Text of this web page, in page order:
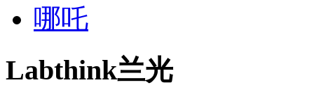
哪吒
Labthink兰光